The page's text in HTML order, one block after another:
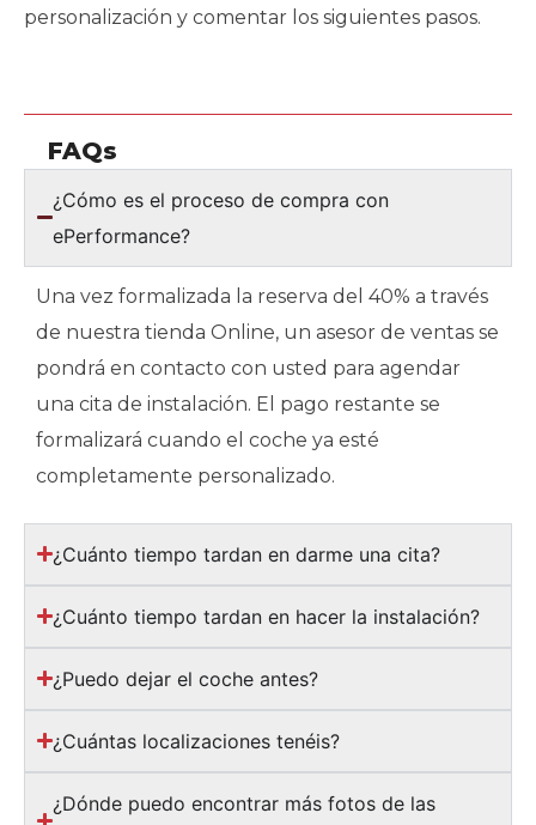
personalización y comentar los siguientes pasos.
FAQs
¿Cómo es el proceso de compra con
ePerformance?
Una vez formalizada la reserva del 40% a través
de nuestra tienda Online, un asesor de ventas se
pondrá en contacto con usted para agendar
una cita de instalación. El pago restante se
formalizará cuando el coche ya esté
completamente personalizado.
¿Cuánto tiempo tardan en darme una cita?
¿Cuánto tiempo tardan en hacer la instalación?
¿Puedo dejar el coche antes?
¿Cuántas localizaciones tenéis?
¿Dónde puedo encontrar más fotos de las